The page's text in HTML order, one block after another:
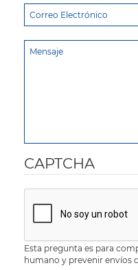
CAPTCHA
Esta pregunta es para
humano y prevenir envíos